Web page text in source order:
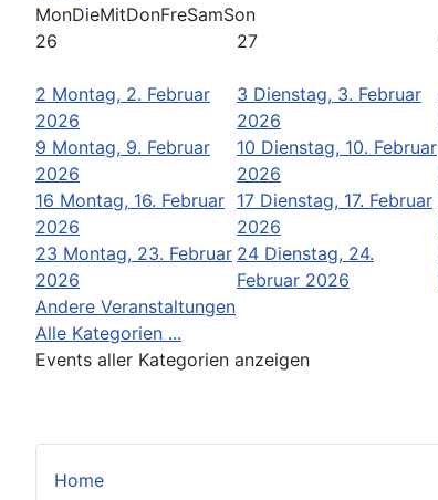
Home
MonDieMitDonFreSamSon
26
27
2 Montag, 2. Februar
2026
3 Dienstag, 3. Februar
2026
9 Montag, 9. Februar
2026
10 Dienstag, 10. Februar
2026
16 Montag, 16. Februar
2026
17 Dienstag, 17. Februar
2026
23 Montag, 23. Februar
2026
24 Dienstag, 24.
Februar 2026
Andere Veranstaltungen
Alle Kategorien ...
Events aller Kategorien anzeigen